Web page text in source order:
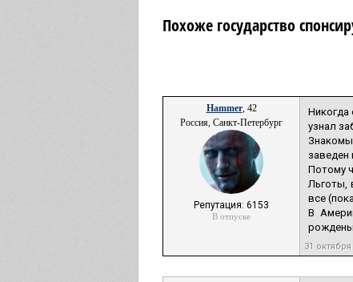
Похоже государство
Hammer, 42
Россия, Санкт-Петербург
Репутация: 6153
В отпуске
Никогда
узнал
заведен
Потому
Льготы,
все
В
рождены
31